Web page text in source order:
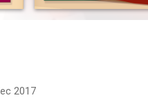
items
in 40+ different homes
2017